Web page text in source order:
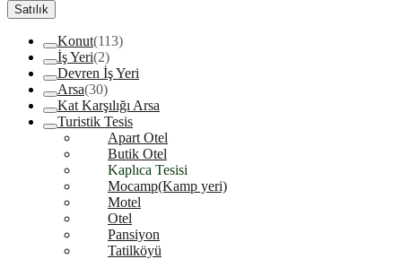
Satılık
Konut(113)
İş Yeri(2)
Devren İş Yeri
Arsa(30)
Kat Karşılığı Arsa
Turistik Tesis
Apart Otel
Butik Otel
Kaplıca Tesisi
Mocamp(Kamp yeri)
Motel
Otel
Pansiyon
Tatilköyü